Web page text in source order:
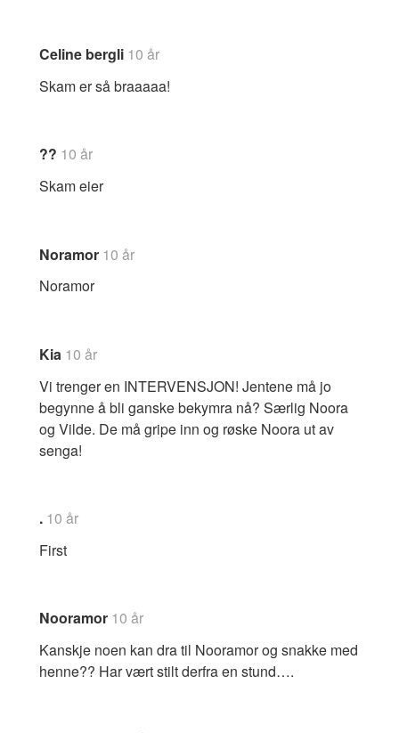
Celine bergli 10 år
Skam er så braaaaa!
?? 10 år
Skam eier
Noramor 10 år
Noramor
Kia 10 år
Vi trenger en INTERVENSJON! Jentene må jo
begynne å bli ganske bekymra nå? Særlig Noora
og Vilde. De må gripe inn og røske Noora ut av
senga!
. 10 år
First
Nooramor 10 år
Kanskje noen kan dra til Nooramor og snakke med
henne?? Har vært stilt derfra en stund….